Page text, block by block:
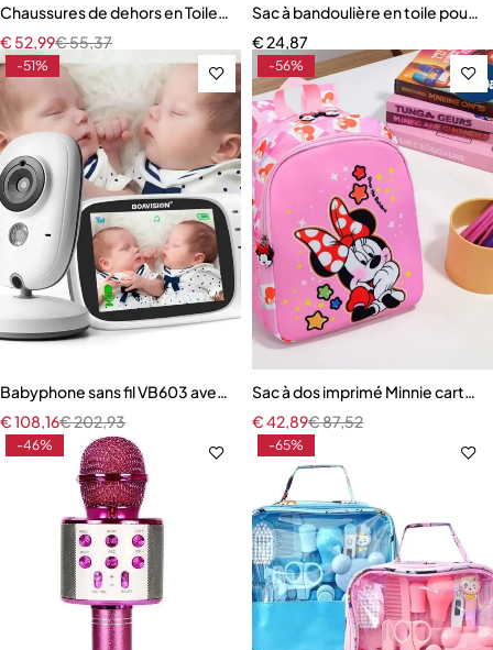
Chaussures de dehors en Toile pour Enfant Garçon et Fille
€55,37
€ 52,99
Sac à bandoulière en toile pour
€24,87
-51%
Babyphone sans fil VB603 avec moniteur vidéo LCD
€202,93
€108,16
-56%
Sac à dos imprimé Minnie
€87,52
€42,89
-46% -65%